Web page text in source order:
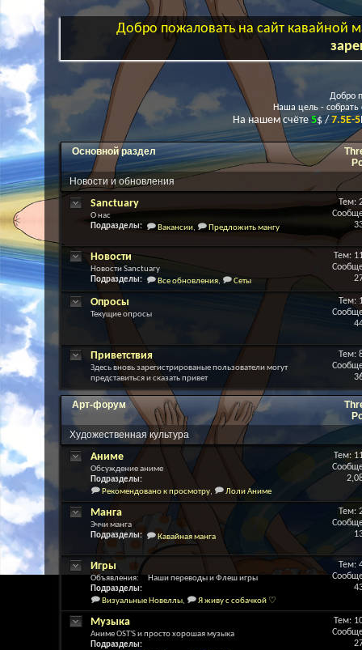
Добро пожаловать на сайт кавайной
Добро
Наша цель -
На нашем счёте 5$ /7.5E-5
Основной раздел
Новости и обновления
Sanctuary
О нас
Подразделы:
Вакансии, Предложить мангу
Тем:
Новости
Новости Sanctuary
Подразделы:
Все обновления, Сеты
Тем:
Опросы
Текущие опросы
Тем:
Приветствия
Здесь вновь зарегистрированые пользователи могут
представиться и сказать привет
Тем:
Арт-форум
Художественная культура
Аниме
Обсуждение аниме
Подразделы:
Рекомендовано к просмотру, Лоли Аниме
Тем:
Манга
Эччи манга
Подразделы:
Кавайная манга
Тем:
Игры
Объявления: Наши переводы и Флеш игры
Подразделы:
Визуальные Новеллы, Я живу с собачкой ♡
Тем:
Музыка
Аниме OST'S и просто хорошая музыка
Подразделы:
Тем: